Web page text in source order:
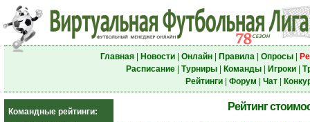
Главная| Новости| Онлайн| Правила| Опросы|
Расписание| Турниры| Команды| Игроки|
Рейтинги| Форум Чат|
Командные рейтинги:
Рейтинг